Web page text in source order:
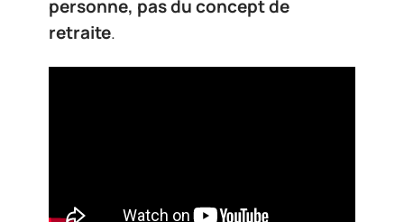
personne, pas du concept de
retraite.